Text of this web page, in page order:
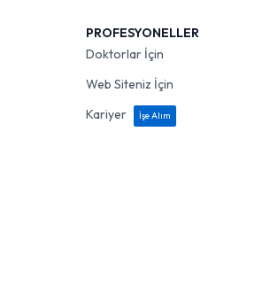
PROFESYONELLER
Doktorlar İçin
Web Siteniz İçin
Kariyer
İşe Alım